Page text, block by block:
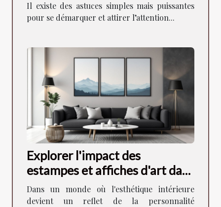
Il existe des astuces simples mais puissantes
pour se démarquer et attirer l’attention...
Explorer l'impact des
estampes et affiches d'art dans
la décoration moderne
Dans un monde où l'esthétique intérieure
devient un reflet de la personnalité